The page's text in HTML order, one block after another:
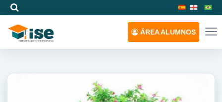
ÁREAALUMNOS